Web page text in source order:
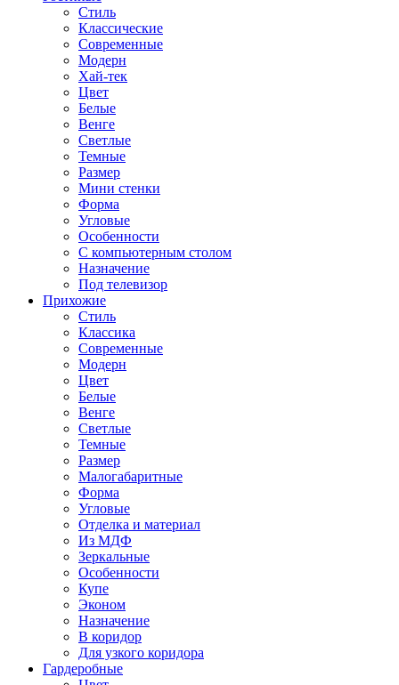
Стиль
Классические
Современные
Модерн
Хай-тек
Цвет
Белые
Венге
Светлые
Темные
Размер
Мини стенки
Форма
Угловые
Особенности
С компьютерным столом
Назначение
Под телевизор
Прихожие
Стиль
Классика
Современные
Модерн
Цвет
Белые
Венге
Светлые
Темные
Размер
Малогабаритные
Форма
Угловые
Отделка и материал
Из МДФ
Зеркальные
Особенности
Купе
Эконом
Назначение
В коридор
Для узкого коридора
Гардеробные